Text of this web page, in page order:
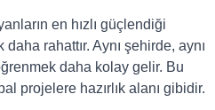
en hızlı güçlendiği
rahattır. Aynı şehirde, aynı
daha kolay gelir. Bu
projelere hazırlık alanı gibidir.